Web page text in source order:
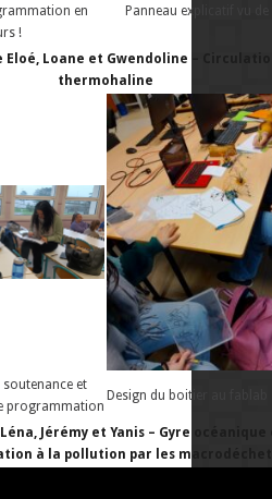
en
!
Panneau explicatif vu de
Eloé, Loane et Gwendoline –
thermohaline
et
programmation
Design du boitier au fablab
Jérémy et Yanis – Gyre océanique
à la pollution par les